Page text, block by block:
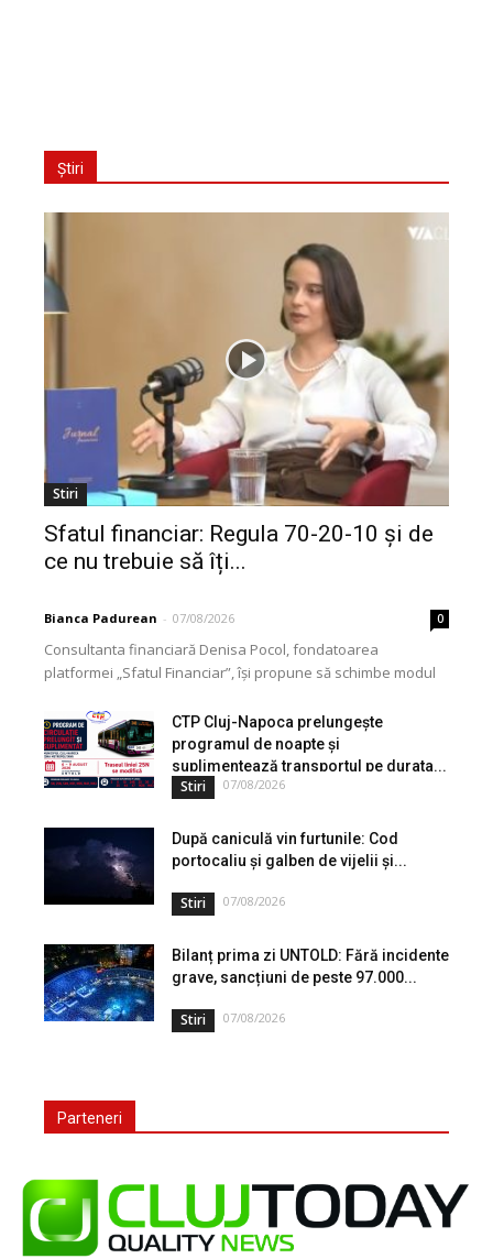
Știri
Stiri
Sfatul financiar: Regula 70-20-10 și de
ce nu trebuie să îți...
Bianca Padurean - 07/08/2026 0
Consultanta financiară Denisa Pocol, fondatoarea
platformei „Sfatul Financiar”, își propune să schimbe modul
de peste...
CTP Cluj-Napoca prelungește
programul de noapte și
suplimentează transportul pe durata...
Stiri 07/08/2026
După caniculă vin furtunile: Cod
portocaliu și galben de vijelii și...
Stiri 07/08/2026
Bilanț prima zi UNTOLD: Fără incidente
grave, sancțiuni de peste 97.000...
Stiri 07/08/2026
Parteneri